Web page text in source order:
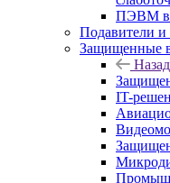
ПЭВМ в
Подавители и
Защищенные
Назад
IT-